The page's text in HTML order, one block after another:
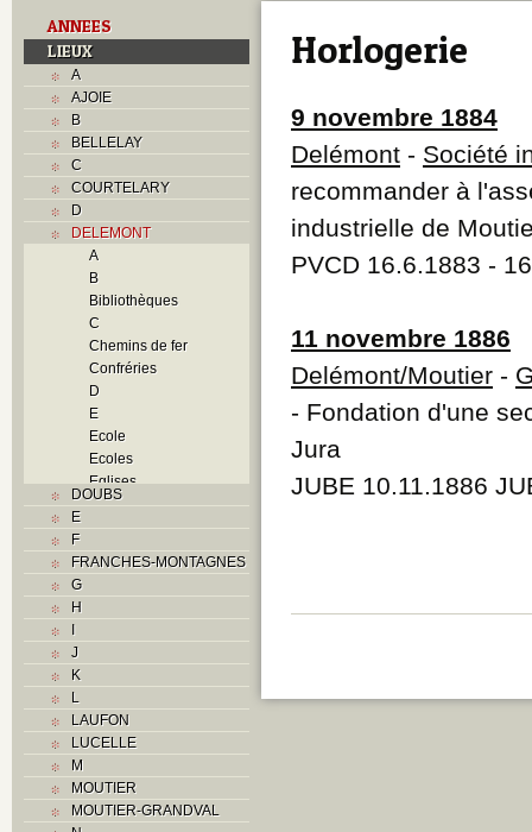
ANNEES
LIEUX
A
AJOIE
B
BELLELAY
C
COURTELARY
D
DELEMONT
A
B
Bibliothèques
C
Chemins de fer
Confréries
D
E
Ecole
Ecoles
Eglises
F
H
Monuments historiques
O
Problème jurassien
Q
DOUBS
E
F
FRANCHES-MONTAGNES
G
H
I
J
K
L
LAUFON
LUCELLE
M
MOUTIER
MOUTIER-GRANDVAL
Horlogerie
9 novembre 1884
Delémont - Société
recommander à
industrielle de
PVCD 16.6.1883 -
11 novembre 1886
Delémont/Moutier -
- Fondation d'une
Jura
JUBE 10.11.1886